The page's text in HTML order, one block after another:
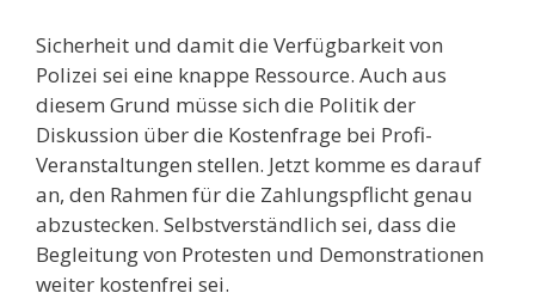
Sicherheit und damit die Verfügbarkeit von
Polizei sei eine knappe Ressource. Auch aus
diesem Grund müsse sich die Politik der
Diskussion über die Kostenfrage bei Profi-
Veranstaltungen stellen. Jetzt komme es darauf
an, den Rahmen für die Zahlungspflicht genau
abzustecken. Selbstverständlich sei, dass die
Begleitung von Protesten und Demonstrationen
weiter kostenfrei sei.